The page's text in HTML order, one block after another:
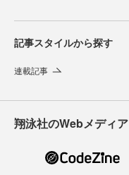
記事スタイルから探す
連載記事
翔泳社のWebメディア